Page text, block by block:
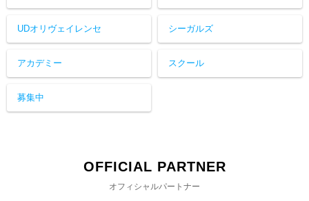
UDオリヴェイレンセ シーガルズ
アカデミー スクール
募集中
OFFICIAL PARTNER
オフィシャルパートナー